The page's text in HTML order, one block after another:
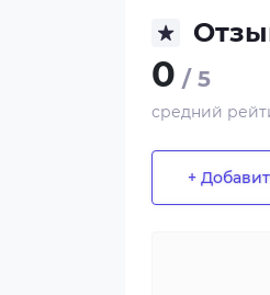
0 / 5
средний
+